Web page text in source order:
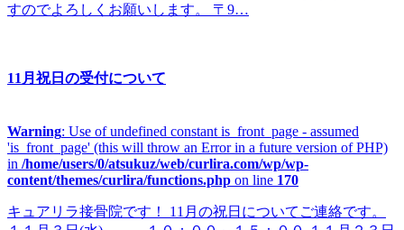
すのでよろしくお願いします。 〒9…
11月祝日の受付について
Warning: Use of undefined constant is_front_page - assumed
'is_front_page' (this will throw an Error in a future version of PHP)
in /home/users/0/atsukuz/web/curlira.com/wp/wp-
content/themes/curlira/functions.php on line 170
キュアリラ接骨院です！ 11月の祝日についてご連絡です。